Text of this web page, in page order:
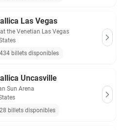
Las Vegas
the Venetian Las Vegas
billets disponibles
Uncasville
Sun Arena
28 billets disponibles